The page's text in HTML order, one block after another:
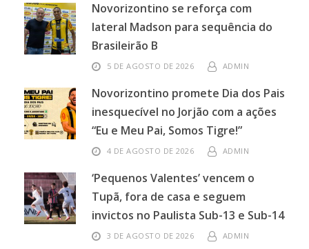
Novorizontino se reforça com
lateral Madson para sequência do
Brasileirão B
5 DE AGOSTO DE 2026 ADMIN
Novorizontino promete Dia dos Pais
inesquecível no Jorjão com a ações
“Eu e Meu Pai, Somos Tigre!”
4 DE AGOSTO DE 2026 ADMIN
‘Pequenos Valentes’ vencem o
Tupã, fora de casa e seguem
invictos no Paulista Sub-13 e Sub-14
3 DE AGOSTO DE 2026 ADMIN